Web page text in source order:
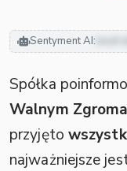
Sentyment AI:
Spółka
Walnym
przyjęto
najważniejsze